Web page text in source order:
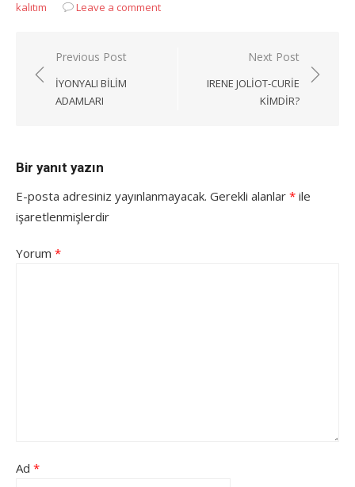
kalıtım
Leave a comment
Yazı
gezinmesi
Previous Post
İYONYALI BILIM
ADAMLARI
Next Post
IRENE JOLIOT-CURIE
KIMDIR?
Bir yanıt yazın
E-posta adresiniz yayınlanmayacak. Gerekli alanlar * ile
işaretlenmişlerdir
Yorum *
Ad *